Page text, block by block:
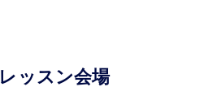
レッスン会場